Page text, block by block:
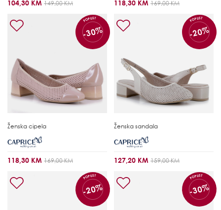
104,30 KM 149,00 KM 118,30 KM 169,00 KM
POPUST
-30%
Ženska cipela
118,30 KM 169,00 KM
POPUST
-20%
Ženska sandala
127,20 KM 159,00 KM
POPUST
-20%
POPUST
-30%